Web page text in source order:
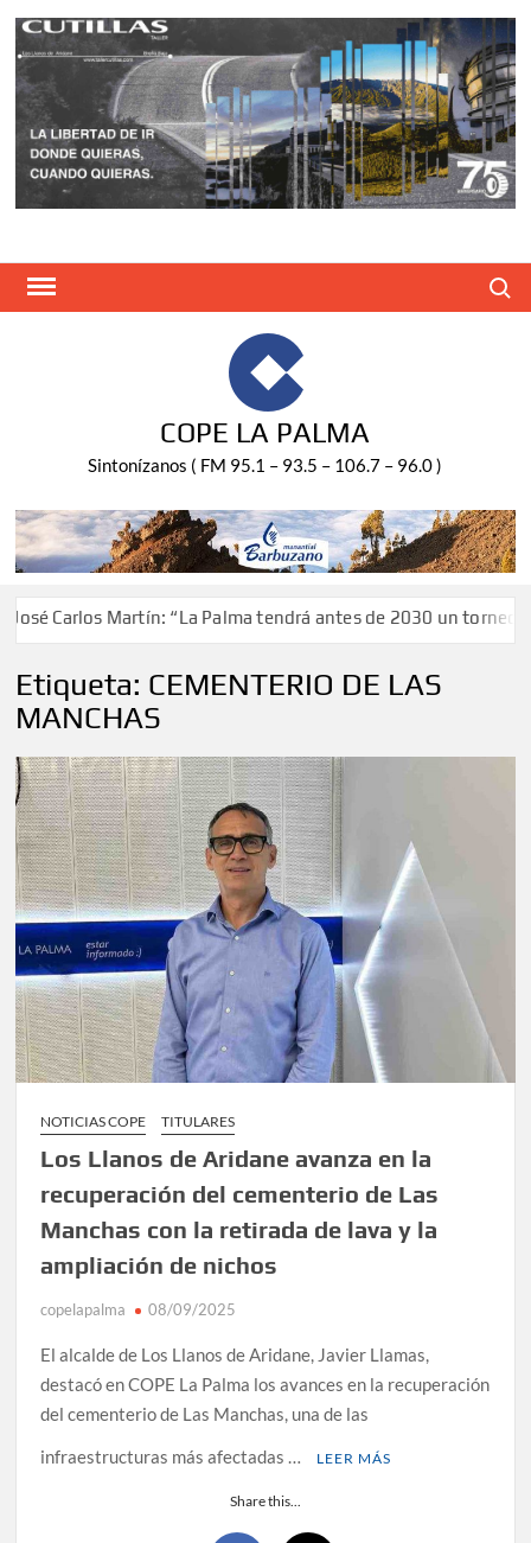
Saltar
contenido
COPE LA PALMA
Sintonízanos ( FM 95.1 – 93.5 – 106.7 – 96.0 )
Martín: “La Palma tendrá antes de 2030 un torneo de
Etiqueta: CEMENTERIO DE LAS
MANCHAS
NOTICIAS COPE TITULARES
Los Llanos de Aridane avanza en la
recuperación del cementerio de Las
Manchas con la retirada de lava y la
ampliación de nichos
copelapalma 08/09/2025
El alcalde de Los Llanos de Aridane, Javier Llamas,
destacó en COPE La Palma los avances en la recuperación
del cementerio de Las Manchas, una de las
infraestructuras más afectadas …
LEER MÁS
Share this...